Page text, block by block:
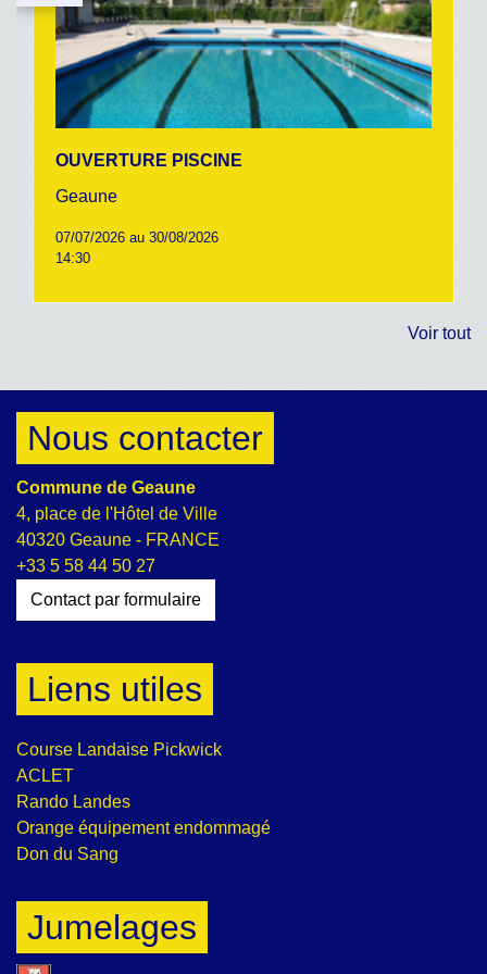
OUVERTURE PISCINE
Geaune
07/07/2026 au 30/08/2026
14:30
Voir tout
Nous contacter
Commune de Geaune
4, place de l'Hôtel de Ville
40320 Geaune - FRANCE
+33 5 58 44 50 27
Contact par formulaire
Liens utiles
Course Landaise Pickwick
ACLET
Rando Landes
Orange équipement endommagé
Don du Sang
Jumelages